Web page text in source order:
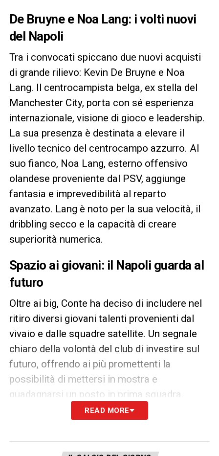
De Bruyne e Noa Lang: i volti nuovi
del Napoli
Tra i convocati spiccano due nuovi acquisti
di grande rilievo: Kevin De Bruyne e Noa
Lang. Il centrocampista belga, ex stella del
Manchester City, porta con sé esperienza
internazionale, visione di gioco e leadership.
La sua presenza è destinata a elevare il
livello tecnico del centrocampo azzurro. Al
suo fianco, Noa Lang, esterno offensivo
olandese proveniente dal PSV, aggiunge
fantasia e imprevedibilità al reparto
avanzato. Lang è noto per la sua velocità, il
dribbling secco e la capacità di creare
superiorità numerica.
Spazio ai giovani: il Napoli guarda al
futuro
Oltre ai big, Conte ha deciso di includere nel
ritiro diversi giovani talenti provenienti dal
vivaio e dalle squadre satellite. Un segnale
chiaro della volontà del club di investire sul
futuro, offrendo ai più promettenti la
possibilità di mettersi in mostra e
guadagnarsi un posto in prima squadra.
Dimaro Folgarida: il cuore della
READ MORE